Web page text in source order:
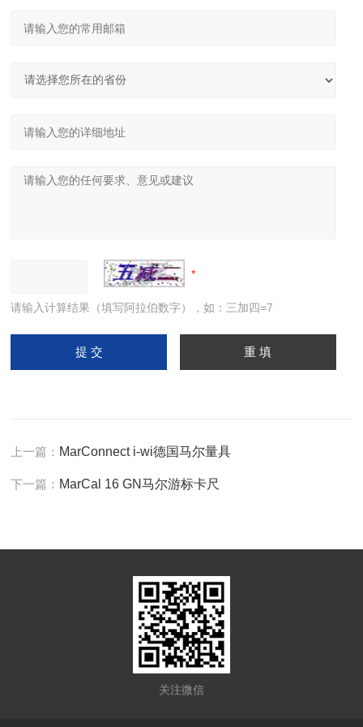
请输入计算结果（填写阿拉伯数字），如：三加四=7
上一篇： MarConnect i-wi德国马尔量具
下一篇： MarCal 16 GN马尔游标卡尺
关注微信